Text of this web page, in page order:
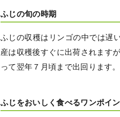
ふじの旬の時期
ふじの収穫はリンゴの中では遅
産は収穫後すぐに出荷されます
って翌年７月頃まで出回ります。
ふじをおいしく食べるワンポイ